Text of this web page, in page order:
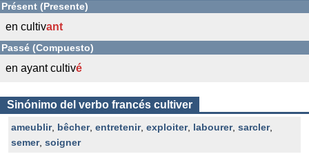
Présent (Presente)
en cultivant
Passé (Compuesto)
en ayant cultivé
Sinónimo del verbo francés cultiver
ameublir, bêcher, entretenir, exploiter, labourer, sarcler,
semer, soigner